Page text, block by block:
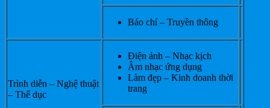
Báo chí – Truyền thông
Trình diễn – Nghệ thuật
– Thể dục
Điện ảnh – Nhạc kịch
Âm nhạc ứng dụng
Làm đẹp – Kinh doanh thời
trang